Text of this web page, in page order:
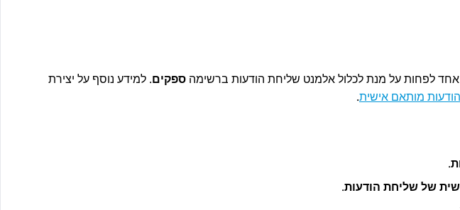
לפחות על מנת לכלול אלמנט שליחת הודעות ברשימה ספקים. למידע נוסף על יצירת
מותאם אישית.
.
של שליחת הודעות.